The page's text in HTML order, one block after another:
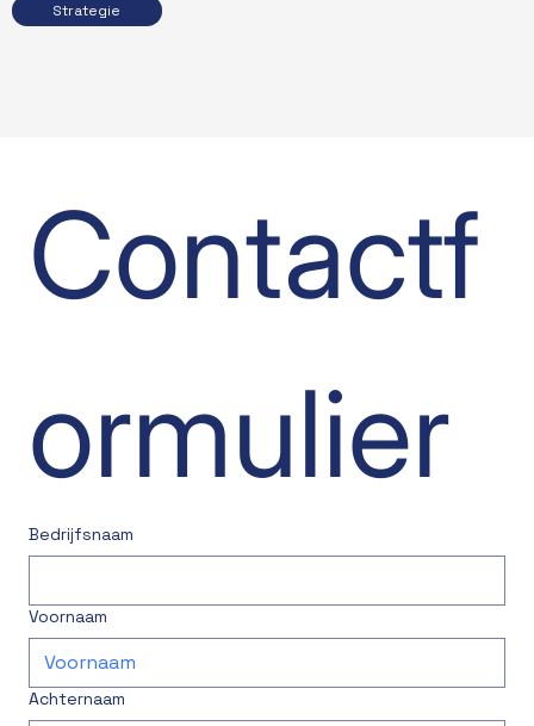
Strategie
Contactf
ormulier
Bedrijfsnaam
Voornaam
Achternaam